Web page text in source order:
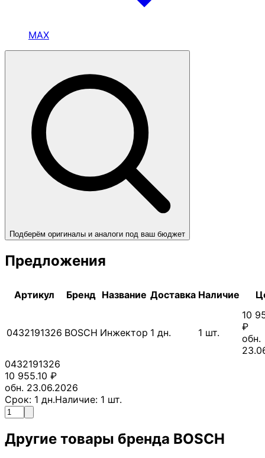
MAX
Подберём оригиналы и аналоги под ваш бюджет
Предложения
Артикул Бренд Название Доставка Наличие
0432191326 BOSCH Инжектор 1 дн. 1 шт.
10
₽
обн.
0432191326
10 955.10 ₽
обн. 23.06.2026
Срок: 1 дн.Наличие: 1 шт.
Другие товары бренда BOSCH